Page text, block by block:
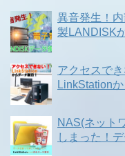
異音発生！
製LANDISK
アクセスで
LinkStation
NAS(ネット
しまった！